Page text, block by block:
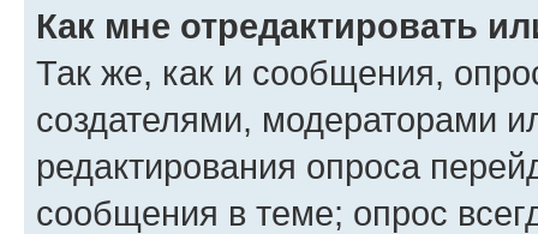
Как мне отредактировать
Так же, как и сообщения,
создателями, модераторами
редактирования опроса
сообщения в теме; опрос